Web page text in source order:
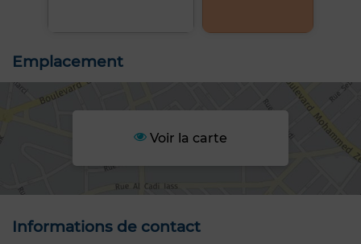
Emplacement
Voir la carte
Informations de contact